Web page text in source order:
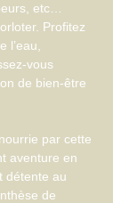
etc…
Profitez
l’eau,
vous
de bien-être
par cette
aventure en
détente au
de